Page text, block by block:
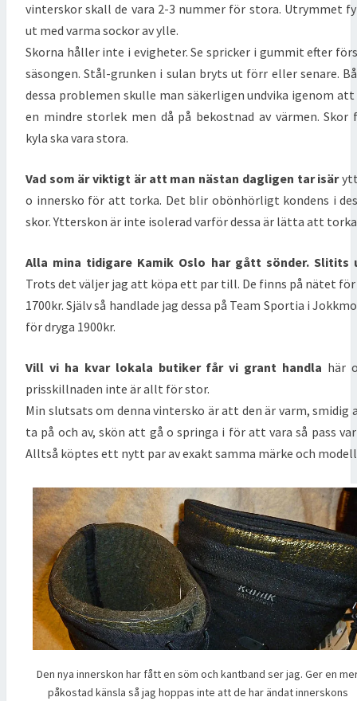
vinterskor skall de vara 2-3 nummer för stora. Utrymmet
ut med varma sockor av ylle.
Skorna håller inte i evigheter. Se spricker i gummit efter
säsongen. Stål-grunken i sulan bryts ut förr eller senare.
dessa problemen skulle man säkerligen undvika igenom
en mindre storlek men då på bekostnad av värmen. Skor
kyla ska vara stora.
Vad som är viktigt är att man nästan dagligen tar isär
o innersko för att torka. Det blir obönhörligt kondens i
skor. Ytterskon är inte isolerad varför dessa är lätta att
Alla mina tidigare Kamik Oslo har gått sönder. Slitits
Trots det väljer jag att köpa ett par till. De finns på nätet för
1700kr. Själv så handlade jag dessa på Team Sportia i
för dryga 1900kr.
Vill vi ha kvar lokala butiker får vi grant handla här
prisskillnaden inte är allt för stor.
Min slutsats om denna vintersko är att den är varm, smidig
ta på och av, skön att gå o springa i för att vara så pass
Alltså köptes ett nytt par av exakt samma märke och
Den nya innerskon har fått en söm och kantband ser jag. Ger en
påkostad känsla så jag hoppas inte att de har ändat innerskons